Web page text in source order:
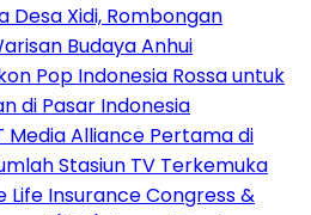
Desa Xidi, Rombongan
Budaya Anhui
Pop Indonesia Rossa untuk
di Pasar Indonesia
Media Alliance Pertama di
Stasiun TV Terkemuka
Life Insurance Congress &